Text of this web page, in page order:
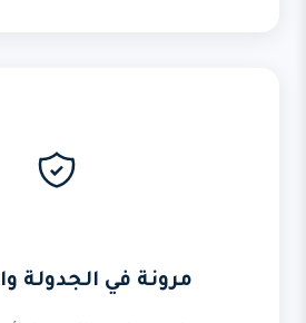
مرونة في الجدولة